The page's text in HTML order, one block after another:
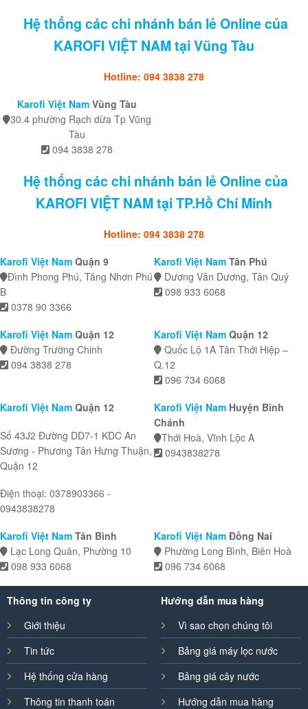
Hệ thống các chi nhánh bán lẻ Online của
KAROFI VIỆT NAM tại Vũng Tàu
Hotline: 094 3838 278
Karofi Việt Nam Vũng Tàu
30.4 phường Rạch dừa Tp Vũng
Tàu
094 3838 278
Hệ thống các chi nhánh bán lẻ Online của
KAROFI VIỆT NAM tại TP.Hồ Chí Minh
Hotline: 094 3838 278
Karofi Việt Nam Quận 9
Đình Phong Phú, Tăng Nhơn Phú
B
0378 90 3366
Karofi Việt Nam Tân Phú
Dương Văn Dương, Tân Quý
098 933 6068
Karofi Việt Nam Quận 12
Đường Trường Chinh
094 3838 278
Karofi Việt Nam Quận 12
Quốc Lộ 1A Tân Thới Hiệp –
Q.12
096 734 6068
Karofi Việt Nam Quận 12
Số 43J2 Đường DD7-1 KDC An
Sương - Phương Tân Hưng Thuận,
Quận 12
Điện thoại: 0378903366 -
0943838278
Karofi Việt Nam Huyện Bình
Chánh
Thới Hoà, Vĩnh Lộc A
0943838278
Karofi Việt Nam Tân Bình
Lạc Long Quân, Phường 10
098 933 6068
Karofi Việt Nam Đồng Nai
Phường Long Bình, Biên Hoà
096 734 6068
Thông tin công ty
Giới thiệu
Tin tức
Hệ thống cửa hàng
Thông tin thanh toán
Hướng dẫn mua hàng
Vì sao chọn chúng tôi
Bảng giá máy lọc nước
Bảng giá cây nước
Hướng dẫn mua hàng